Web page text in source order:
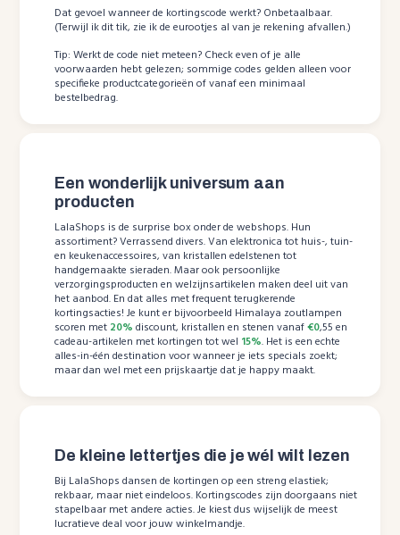
Dat gevoel wanneer de kortingscode werkt? Onbetaalbaar.
(Terwijl ik dit tik, zie ik de eurootjes al van je rekening afvallen.)
Tip: Werkt de code niet meteen? Check even of je alle
voorwaarden hebt gelezen; sommige codes gelden alleen voor
specifieke productcategorieën of vanaf een minimaal
bestelbedrag.
Een wonderlijk universum aan
producten
LalaShops is de surprise box onder de webshops. Hun
assortiment? Verrassend divers. Van elektronica tot huis-, tuin-
en keukenaccessoires, van kristallen edelstenen tot
handgemaakte sieraden. Maar ook persoonlijke
verzorgingsproducten en welzijnsartikelen maken deel uit van
het aanbod. En dat alles met frequent terugkerende
kortingsacties! Je kunt er bijvoorbeeld Himalaya zoutlampen
scoren met 20% discount, kristallen en stenen vanaf€0,55 en
cadeau-artikelen met kortingen tot wel 15%. Het is een echte
alles-in-één destination voor wanneer je iets specials zoekt;
maar dan wel met een prijskaartje dat je happy maakt.
De kleine lettertjes die je wél wilt lezen
Bij LalaShops dansen de kortingen op een streng elastiek;
rekbaar, maar niet eindeloos. Kortingscodes zijn doorgaans niet
stapelbaar met andere acties. Je kiest dus wijselijk de meest
lucratieve deal voor jouw winkelmandje.